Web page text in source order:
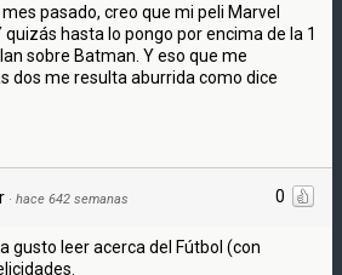
pasado, creo que mi peli Marvel
hasta lo pongo por encima de la 1
sobre Batman. Y eso que me
dos me resulta aburrida como dice
0
· hace 642 semanas
gusto leer acerca del Fútbol (con